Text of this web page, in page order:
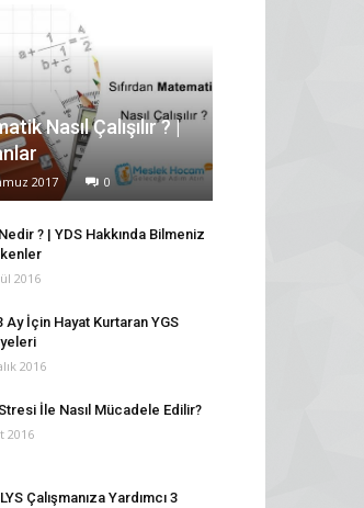
Nasıl Çalışılır ? |
2017 0
? | YDS Hakkında Bilmeniz
2016
Ay İçin Hayat Kurtaran YGS
2016
İle Nasıl Mücadele Edilir?
2016
Çalışmanıza Yardımcı 3